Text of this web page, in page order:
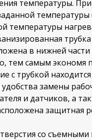
температуры.
температуры
трубка
в нижней части
тем самым экономя
с трубкой
замены
и датчиков, а
защитная
со